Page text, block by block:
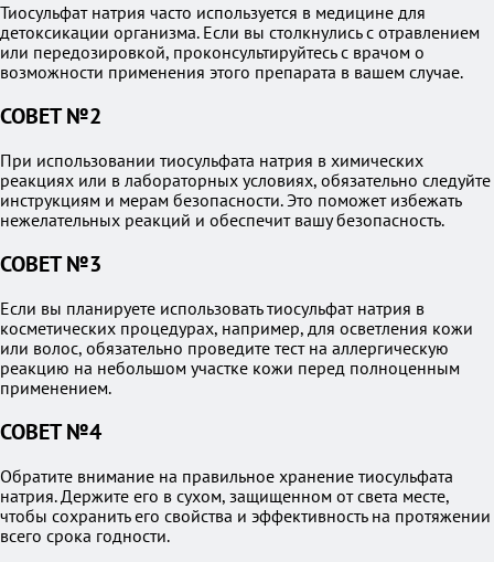
Тиосульфат натрия часто используется в медицине для
детоксикации организма. Если вы столкнулись с отравлением
или передозировкой, проконсультируйтесь с врачом о
возможности применения этого препарата в вашем случае.
СОВЕТ №2
При использовании тиосульфата натрия в химических
реакциях или в лабораторных условиях, обязательно следуйте
инструкциям и мерам безопасности. Это поможет избежать
нежелательных реакций и обеспечит вашу безопасность.
СОВЕТ №3
Если вы планируете использовать тиосульфат натрия в
косметических процедурах, например, для осветления кожи
или волос, обязательно проведите тест на аллергическую
реакцию на небольшом участке кожи перед полноценным
применением.
СОВЕТ №4
Обратите внимание на правильное хранение тиосульфата
натрия. Держите его в сухом, защищенном от света месте,
чтобы сохранить его свойства и эффективность на протяжении
всего срока годности.